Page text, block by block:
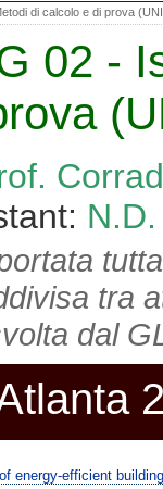
di calcolo e di prova
02 -
N.D.
tra
dal
energy-efficient